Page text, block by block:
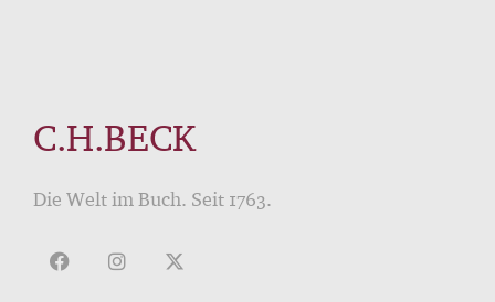
C.H.BECK
Die Welt im Buch. Seit 1763.